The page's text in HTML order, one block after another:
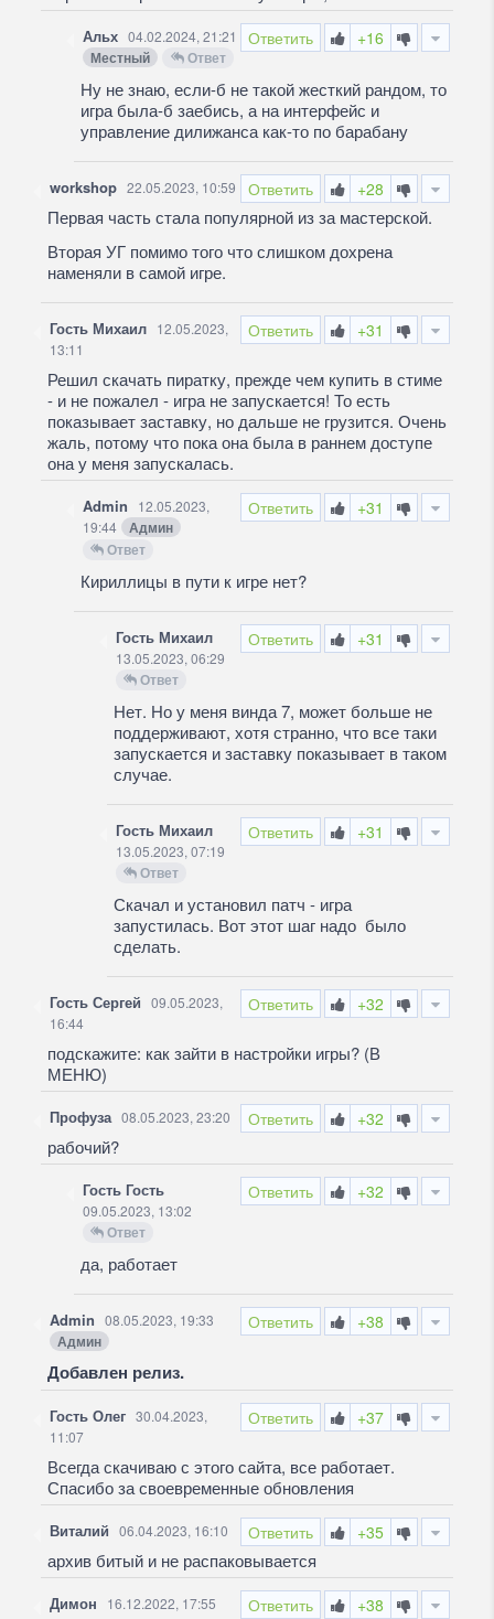
Ответить +16
Альх 04.02.2024, 21:21
Местный Ответ
Ну не знаю, если-б не такой жесткий рандом, то
игра была-б заебись, а на интерфейс и
управление дилижанса как-то по барабану
Ответить +28
workshop 22.05.2023, 10:59
Первая часть стала популярной из за мастерской.
Вторая УГ помимо того что слишком дохрена
наменяли в самой игре.
Ответить +31
Гость Михаил 12.05.2023,
13:11
Решил скачать пиратку, прежде чем купить в стиме
- и не пожалел - игра не запускается! То есть
показывает заставку, но дальше не грузится. Очень
жаль, потому что пока она была в раннем доступе
она у меня запускалась.
Ответить +31
Admin
12.05.2023,
19:44
Админ
Ответ
Кириллицы в пути к игре нет?
Ответить +31
Гость Михаил
13.05.2023, 06:29
Ответ
Нет. Но у меня винда 7, может больше не
поддерживают, хотя странно, что все таки
запускается и заставку показывает в таком
случае.
Ответить +31
Гость Михаил
13.05.2023, 07:19
Ответ
Скачал и установил патч - игра
запустилась. Вот этот шаг надо было
сделать.
Ответить +32
Гость Сергей 09.05.2023,
16:44
подскажите: как зайти в настройки игры? (В
МЕНЮ)
Ответить +32
Профуза 08.05.2023, 23:20
рабочий?
Ответить +32
Гость Гость
09.05.2023, 13:02
Ответ
да, работает
Ответить +38
Admin 08.05.2023, 19:33
Админ
Добавлен релиз.
Ответить +37
Гость Олег 30.04.2023,
11:07
Всегда скачиваю с этого сайта, все работает.
Спасибо за своевременные обновления
Ответить +35
Виталий 06.04.2023, 16:10
архив битый и не распаковывается
Ответить +38
Димон 16.12.2022, 17:55